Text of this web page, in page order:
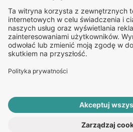
Organizator udzielania świadczeń
podmiotem leczniczym w
kwietnia 2011 roku o działalności
rejestru podmiotów wykonujących
numerem: 000000229172.